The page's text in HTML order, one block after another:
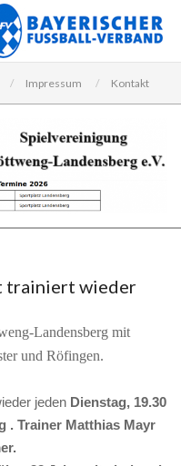
Impressum Kontakt
trainiert wieder
Landensberg mit
und Röfingen.
jeden Dienstag, 19.30
. Trainer Matthias Mayr